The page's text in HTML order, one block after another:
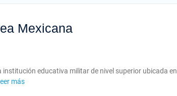
Mexicana
institución educativa militar de nivel superior ubicada en
más